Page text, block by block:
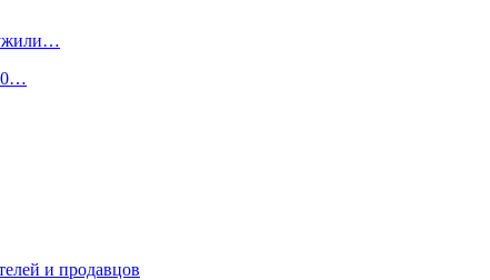
и продавцов